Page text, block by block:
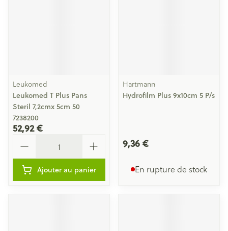
Leukomed
Leukomed T Plus Pans
Steril 7,2cmx 5cm 50
7238200
52,92 €
Ajouter au panier
Hartmann
Hydrofilm Plus 9x10cm 5 P/s
9,36 €
En rupture de stock